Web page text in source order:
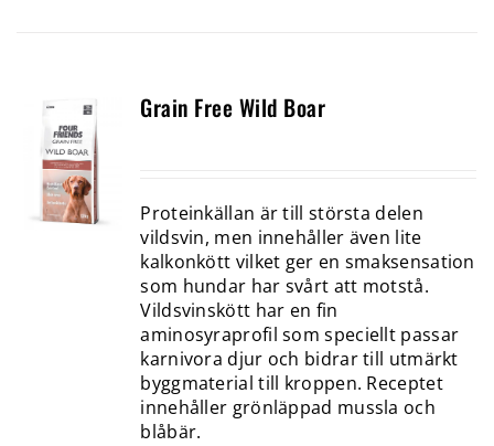
Grain Free Wild Boar
Proteinkällan är till största delen
vildsvin, men innehåller även lite
kalkonkött vilket ger en smaksensation
som hundar har svårt att motstå.
Vildsvinskött har en fin
aminosyraprofil som speciellt passar
karnivora djur och bidrar till utmärkt
byggmaterial till kroppen. Receptet
innehåller grönläppad mussla och
blåbär.